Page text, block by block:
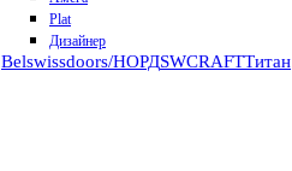
Plat
Дизайнер
Belswissdoors/НОРДSWCRAFTТитан